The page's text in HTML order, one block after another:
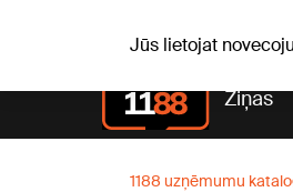
Jūs lietojat
Ziņas
1188 uzņēmumu